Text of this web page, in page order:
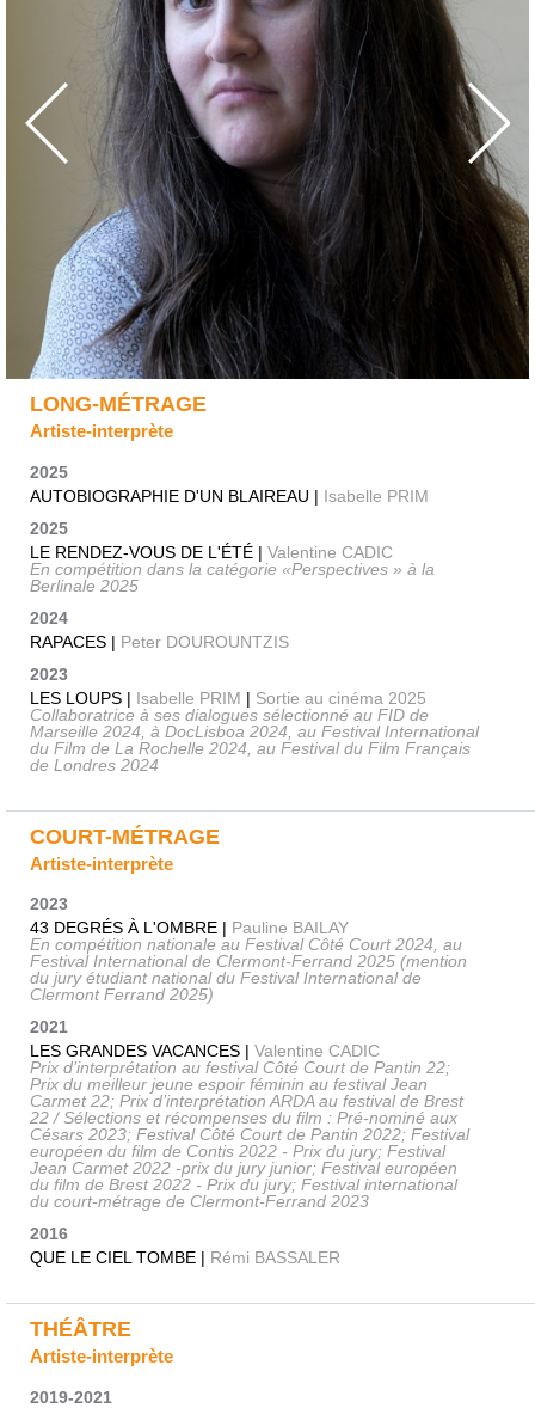
LONG-MÉTRAGE
Artiste-interprète
2025
AUTOBIOGRAPHIE D'UN BLAIREAU | Isabelle PRIM
2025
LE RENDEZ-VOUS DE L'ÉTÉ | Valentine CADIC
En compétition dans la catégorie «Perspectives » à la
Berlinale 2025
2024
RAPACES | Peter DOUROUNTZIS
2023
LES LOUPS | Isabelle PRIM | Sortie au cinéma 2025
Collaboratrice à ses dialogues sélectionné au FID de
Marseille 2024, à DocLisboa 2024, au Festival International
du Film de La Rochelle 2024, au Festival du Film Français
de Londres 2024
COURT-MÉTRAGE
Artiste-interprète
2023
43 DEGRÉS À L'OMBRE | Pauline BAILAY
En compétition nationale au Festival Côté Court 2024, au
Festival International de Clermont-Ferrand 2025 (mention
du jury étudiant national du Festival International de
Clermont Ferrand 2025)
2021
LES GRANDES VACANCES | Valentine CADIC
Prix d’interprétation au festival Côté Court de Pantin 22;
Prix du meilleur jeune espoir féminin au festival Jean
Carmet 22; Prix d’interprétation ARDA au festival de Brest
22 / Sélections et récompenses du film : Pré-nominé aux
Césars 2023; Festival Côté Court de Pantin 2022; Festival
européen du film de Contis 2022 - Prix du jury; Festival
Jean Carmet 2022 -prix du jury junior; Festival européen
du film de Brest 2022 - Prix du jury; Festival international
du court-métrage de Clermont-Ferrand 2023
2016
QUE LE CIEL TOMBE | Rémi BASSALER
THÉÂTRE
Artiste-interprète
2019-2021